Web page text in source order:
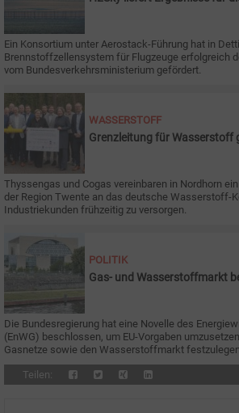
Ein Konsortium unter Aerostack-Führung hat in
Brennstoffzellensystem für Flugzeuge erfolgreich
vom Bundesverkehrsministerium gefördert.
WASSERSTOFF
Grenzleitung für Wasserstoff
Thyssengas und Cogas vereinbaren in Nordhorn
der Region Twente an das deutsche Wasserstoff-
Industriekunden frühzeitig zu versorgen.
POLITIK
Gas- und Wasserstoffmarkt
Die Bundesregierung hat eine Novelle des
(EnWG) beschlossen, um EU-Vorgaben
Gasnetze sowie den Wasserstoffmarkt
Teilen: